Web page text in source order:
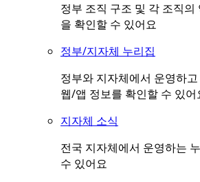
정부 조직 구조 및 각 조직의
을 확인할 수 있어요
정부/지자체 누리집
정부와 지자체에서 운영하
웹/앱 정보를 확인할 수 있어
지자체 소식
전국 지자체에서 운영하는
수 있어요